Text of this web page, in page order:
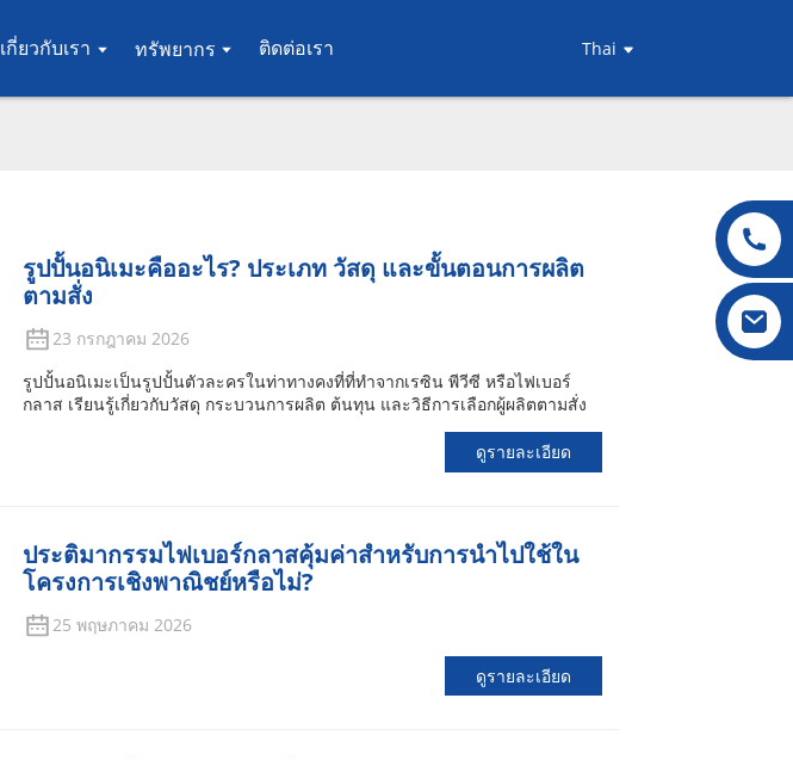
เกี่ยวกับเรา ทรัพยากร ติดต่อเรา Thai
รูปปั้นอนิเมะคืออะไร? ประเภท วัสดุ และขั้นตอนการผลิต
ตามสั่ง
23 กรกฎาคม 2026
รูปปั้นอนิเมะเป็นรูปปั้นตัวละครในท่าทางคงที่ที่ทำจากเรซิน พีวีซี หรือไฟเบอร์
กลาส เรียนรู้เกี่ยวกับวัสดุ กระบวนการผลิต ต้นทุน และวิธีการเลือกผู้ผลิตตามสั่ง
ดูรายละเอียด
ประติมากรรมไฟเบอร์กลาสคุ้มค่าสำหรับการนำไปใช้ใน
โครงการเชิงพาณิชย์หรือไม่?
25 พฤษภาคม 2026
ดูรายละเอียด